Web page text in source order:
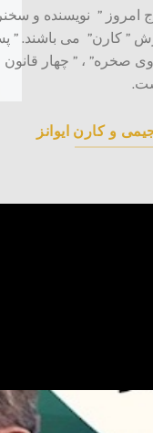
امروز ” نویسنده و
” کارن” می باشند. ”
صخره” ، ” چهار
و کارن ایوانز